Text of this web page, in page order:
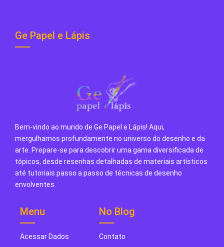
Ge Papel e Lápis
Bem-vindo ao mundo de Ge Papel e Lápis! Aqui,
mergulhamos profundamente no universo do desenho e da
arte. Prepare-se para descobrir uma gama diversificada de
tópicos, desde resenhas detalhadas de materiais artísticos
até tutoriais passo a passo de técnicas de desenho
envolventes.
Menu
Acessar Dados
No Blog
Contato